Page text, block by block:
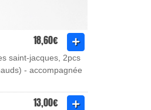
18,60€
saint-jacques, 2pcs
- accompagnée
13,00€